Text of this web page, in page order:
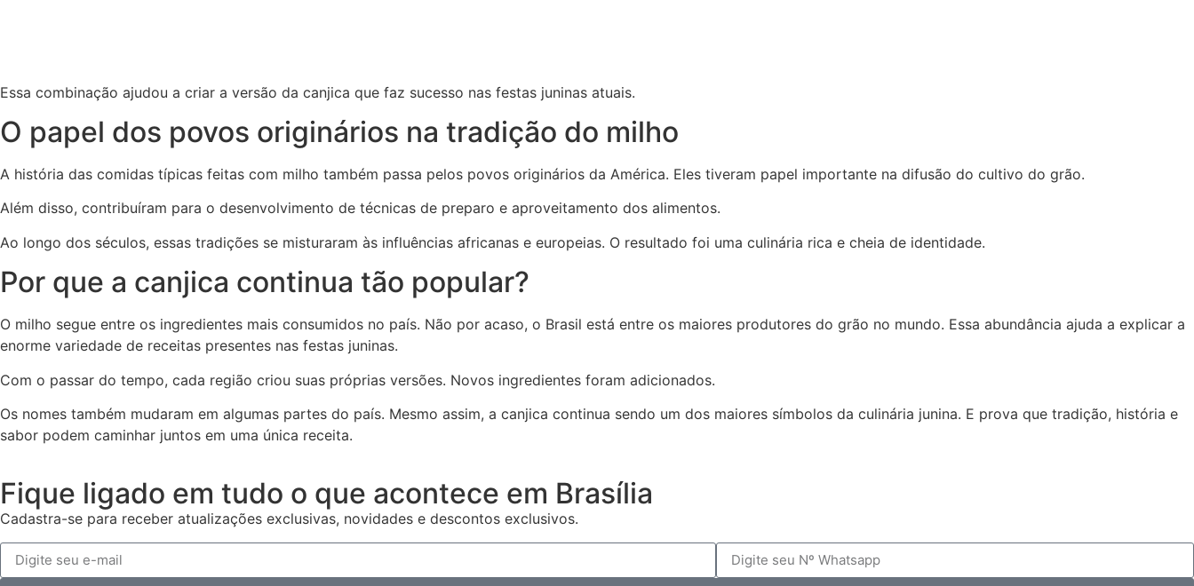
Essa combinação ajudou a criar a versão da canjica que faz sucesso nas festas juninas atuais.
O papel dos povos originários na tradição do milho
A história das comidas típicas feitas com milho também passa pelos povos originários da América. Eles tiveram papel importante na difusão do cultivo do grão.
Além disso, contribuíram para o desenvolvimento de técnicas de preparo e aproveitamento dos alimentos.
Ao longo dos séculos, essas tradições se misturaram às influências africanas e europeias. O resultado foi uma culinária rica e cheia de identidade.
Por que a canjica continua tão popular?
O milho segue entre os ingredientes mais consumidos no país. Não por acaso, o Brasil está entre os maiores produtores do grão no mundo. Essa abundância ajuda a explicar a
enorme variedade de receitas presentes nas festas juninas.
Com o passar do tempo, cada região criou suas próprias versões. Novos ingredientes foram adicionados.
Os nomes também mudaram em algumas partes do país. Mesmo assim, a canjica continua sendo um dos maiores símbolos da culinária junina. E prova que tradição, história e
sabor podem caminhar juntos em uma única receita.
Fique ligado em tudo o que acontece em Brasília
Cadastra-se para receber atualizações exclusivas, novidades e descontos exclusivos.